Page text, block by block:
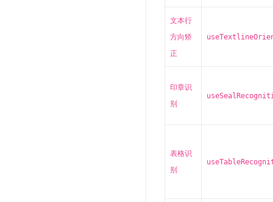
文本行
方向矫
正
印章识
别
表格识
别